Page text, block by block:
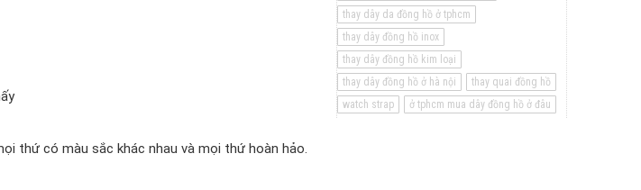
thứ có màu sắc khác nhau và mọi thứ hoàn hảo.
thay dây da đồng hồ ở tphcm
thay dây đồng hồ inox
thay dây đồng hồ kim loại
thay dây đồng hồ ở hà nội
thay quai đồng hồ
watch strap
ở tphcm mua dây đồng hồ ở đâu